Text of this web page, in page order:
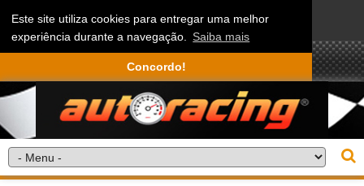
Este site utiliza cookies para entregar uma melhor
experiência durante a navegação. Saiba mais
Concordo!